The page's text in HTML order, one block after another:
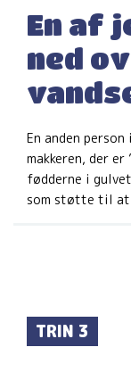
En af
ned
En anden
makkeren, der er
fødderne i
som støtte til at
TRIN 3